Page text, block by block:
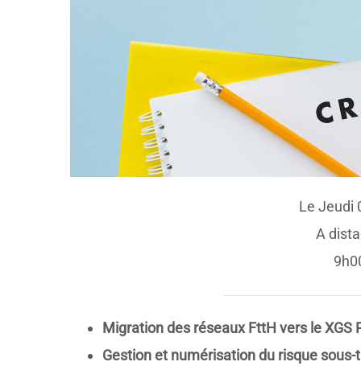
Le Jeudi
A
Migration des réseaux FttH vers le XGS
Gestion et numérisation du risque